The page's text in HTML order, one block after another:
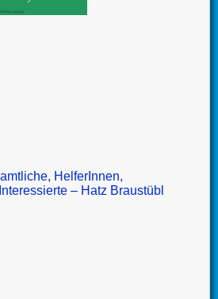
HelferInnen,
– Hatz Braustübl